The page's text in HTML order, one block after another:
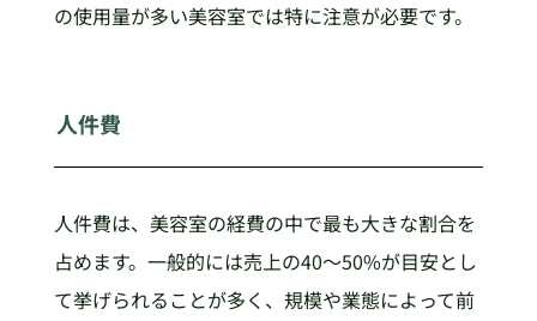
の使用量が多い美容室では特に注意が必要です。
人件費
人件費は、美容室の経費の中で最も大きな割合を
占めます。一般的には売上の40〜50%が目安とし
て挙げられることが多く、規模や業態によって前